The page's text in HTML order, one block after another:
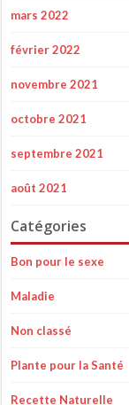
mars 2022
février 2022
novembre 2021
octobre 2021
septembre 2021
août 2021
Catégories
Bon pour le sexe
Maladie
Non classé
Plante pour la Santé
Recette Naturelle